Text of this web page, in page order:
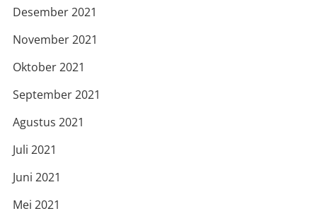
Desember 2021
November 2021
Oktober 2021
September 2021
Agustus 2021
Juli 2021
Juni 2021
Mei 2021